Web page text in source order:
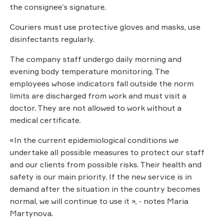
the consignee’s signature.
Couriers must use protective gloves and masks, use
disinfectants regularly.
The company staff undergo daily morning and
evening body temperature monitoring. The
employees whose indicators fall outside the norm
limits are discharged from work and must visit a
doctor. They are not allowed to work without a
medical certificate.
«In the current epidemiological conditions we
undertake all possible measures to protect our staff
and our clients from possible risks. Their health and
safety is our main priority. If the new service is in
demand after the situation in the country becomes
normal, we will continue to use it », - notes Maria
Martynova.